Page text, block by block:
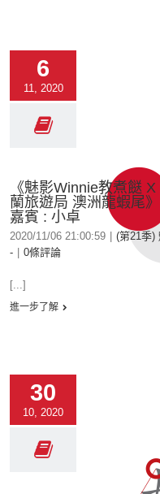
6
11, 2020
《魅影Winnie教煮餸
蘭旅遊局 澳洲龍蝦尾
嘉賓 : 小卓
2020/11/06 21:00:59 (第21季)
-
0條評論
[...]
進一步了解
30
10, 2020